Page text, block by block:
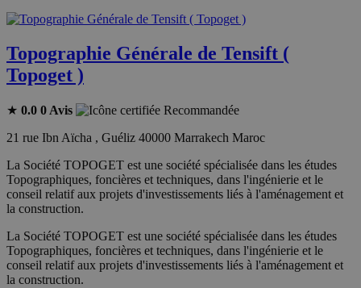
Topographie Générale de Tensift (
Topoget )
★ 0.0 0 Avis
Recommandée
21 rue Ibn Aïcha , Guéliz 40000 Marrakech Maroc
La Société TOPOGET est une société spécialisée dans les études
Topographiques, foncières et techniques, dans l'ingénierie et le
conseil relatif aux projets d'investissements liés à l'aménagement et
la construction.
La Société TOPOGET est une société spécialisée dans les études
Topographiques, foncières et techniques, dans l'ingénierie et le
conseil relatif aux projets d'investissements liés à l'aménagement et
la construction.